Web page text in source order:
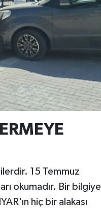
15 Temmuz
okumadır. Bir bilgiye
hiç bir alakası